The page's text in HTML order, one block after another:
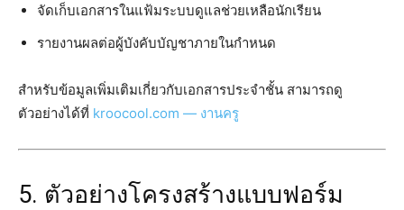
จัดเก็บเอกสารในแฟ้มระบบดูแลช่วยเหลือนักเรียน
รายงานผลต่อผู้บังคับบัญชาภายในกำหนด
สำหรับข้อมูลเพิ่มเติมเกี่ยวกับเอกสารประจำชั้น สามารถดู
ตัวอย่างได้ที่ kroocool.com — งานครู
5. ตัวอย่างโครงสร้างแบบฟอร์ม